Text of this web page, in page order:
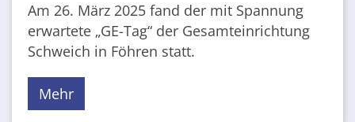
Am 26. März 2025 fand der mit Spannung
erwartete „GE-Tag“ der Gesamteinrichtung
Schweich in Föhren statt.
Mehr